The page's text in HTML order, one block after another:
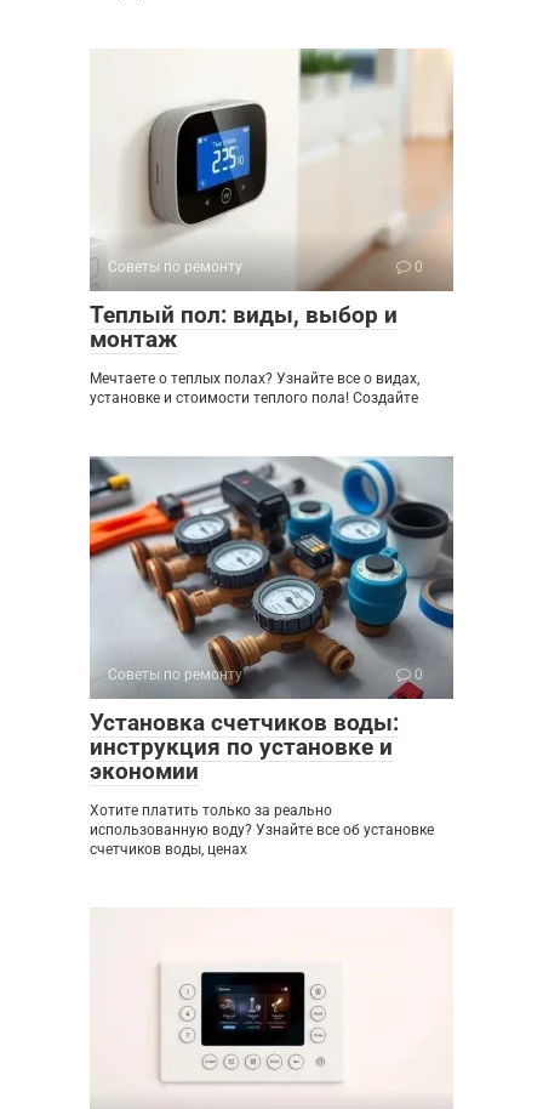
Советы по ремонту 0
Теплый пол: виды, выбор и
монтаж
Мечтаете о теплых полах? Узнайте все о видах,
установке и стоимости теплого пола! Создайте
Советы по ремонту 0
Установка счетчиков воды:
инструкция по установке и
экономии
Хотите платить только за реально
использованную воду? Узнайте все об установке
счетчиков воды, ценах